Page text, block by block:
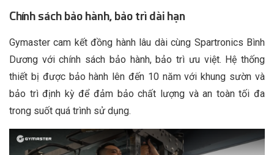
Chính sách bảo hành, bảo trì dài hạn
Gymaster cam kết đồng hành lâu dài cùng Spartronics Bình
Dương với chính sách bảo hành, bảo trì ưu việt. Hệ thống
thiết bị được bảo hành lên đến 10 năm với khung sườn và
bảo trì định kỳ để đảm bảo chất lượng và an toàn tối đa
trong suốt quá trình sử dụng.